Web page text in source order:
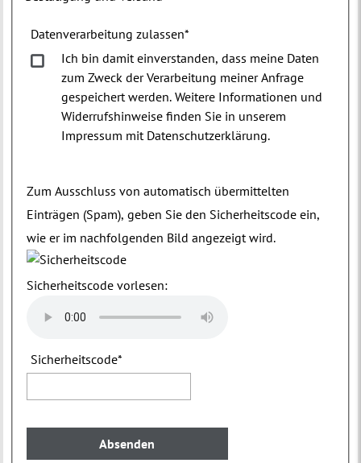
Datenverarbeitung zulassen*
Ich bin damit einverstanden, dass meine Daten
zum Zweck der Verarbeitung meiner Anfrage
gespeichert werden. Weitere Informationen und
Widerrufshinweise finden Sie in unserem
Impressum mit Datenschutzerklärung.
Zum Ausschluss von automatisch übermittelten
Einträgen (Spam), geben Sie den Sicherheitscode ein,
wie er im nachfolgenden Bild angezeigt wird.
Sicherheitscode vorlesen:
Sicherheitscode*